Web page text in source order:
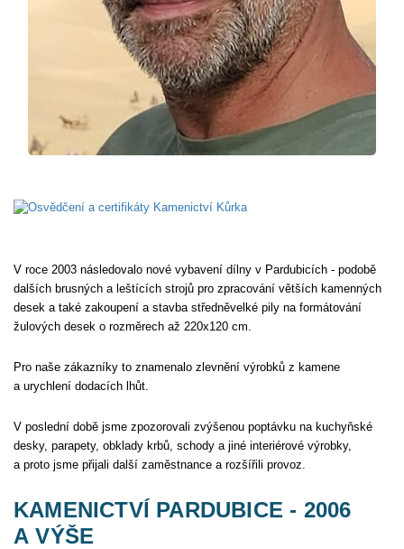
V roce 2003 následovalo nové vybavení dílny v Pardubicích - podobě
dalších brusných a leštících strojů pro zpracování větších kamenných
desek a také zakoupení a stavba středněvelké pily na formátování
žulových desek o rozměrech až 220x120 cm.
Pro naše zákazníky to znamenalo zlevnění výrobků z kamene
a urychlení dodacích lhůt.
V poslední době jsme zpozorovali zvýšenou poptávku na kuchyňské
desky, parapety, obklady krbů, schody a jiné interiérové výrobky,
a proto jsme přijali další zaměstnance a rozšířili provoz.
KAMENICTVÍ PARDUBICE - 2006
A VÝŠE